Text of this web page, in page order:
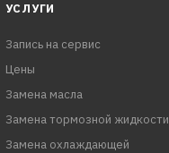
УСЛУГИ
Запись на сервис
Цены
Замена масла
Замена тормозной жидкости
Замена охлаждающей